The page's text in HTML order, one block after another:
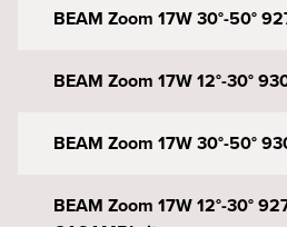
BEAM Zoom 17W 30°-50°
BEAM Zoom 17W 12°-30°
BEAM Zoom 17W 30°-50°
BEAM Zoom 17W 12°-30°